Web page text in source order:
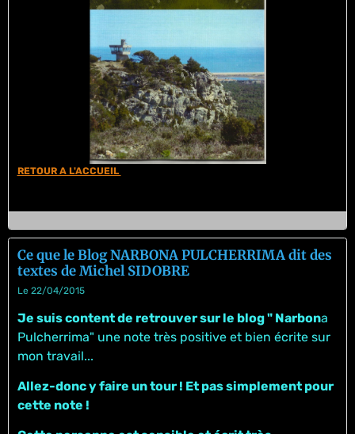
RETOUR A L'ACCUEIL
Ce que le Blog NARBONA PULCHERRIMA dit des
textes de Michel SIDOBRE
Le 22/04/2015
Je suis content de retrouver sur le blog " Narbona
Pulcherrima" une note très positive et bien écrite sur
mon travail...
Allez-donc y faire un tour ! Et pas simplement pour
cette note !